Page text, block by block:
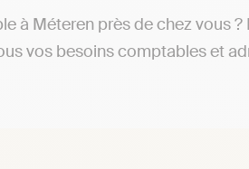
à Méteren près de chez vous
vos besoins comptables et